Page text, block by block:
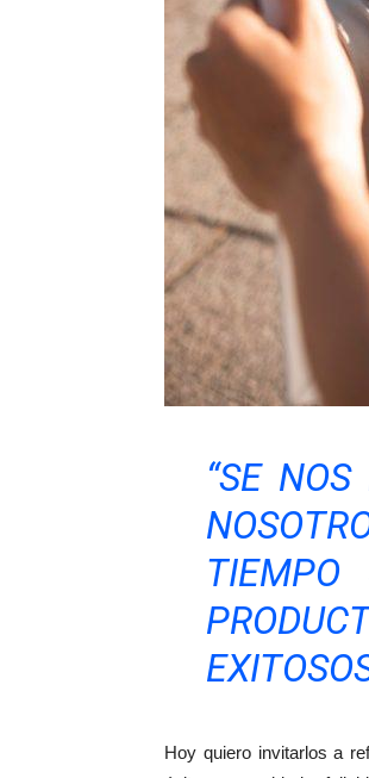
“SE
Hoy quiero invitarlos a